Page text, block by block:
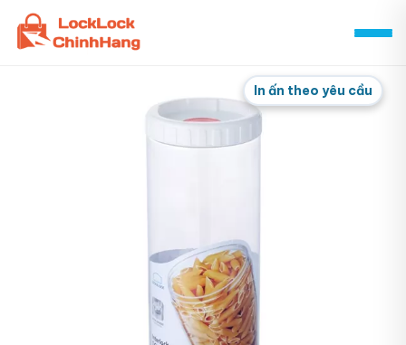
Skip
content
In ấn theo yêu cầu